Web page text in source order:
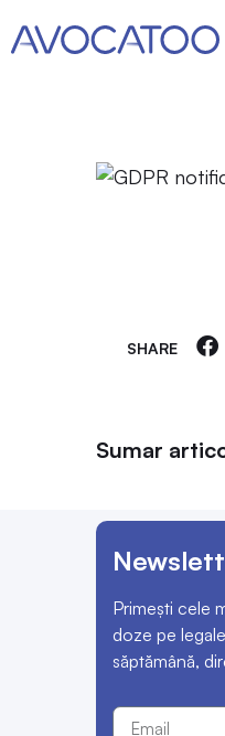
SHARE
Sumar
Primești cele
doze pe
săptămână,